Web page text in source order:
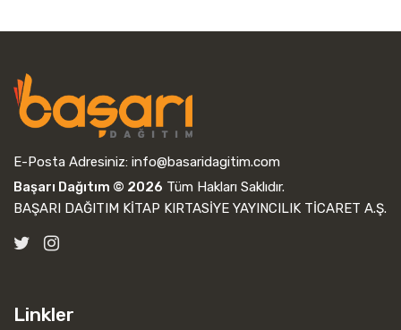
E-Posta Adresiniz: info@basaridagitim.com
Başarı Dağıtım © 2026 Tüm Hakları Saklıdır.
BAŞARI DAĞITIM KİTAP KIRTASİYE YAYINCILIK TİCARET A.Ş.
Linkler